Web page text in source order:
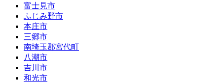
富士見市
ふじみ野市
本庄市
三郷市
南埼玉郡宮代町
八潮市
吉川市
和光市